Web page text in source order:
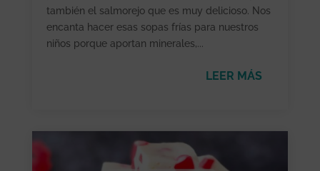
también el salmorejo que es muy delicioso. Nos
encanta hacer esas sopas frías para nuestros
niños porque aportan minerales,...
LEER MÁS